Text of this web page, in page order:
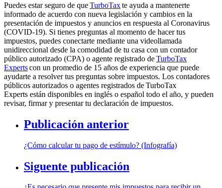
Puedes estar seguro de queTurboTaxte ayuda a mantenerte
informado de acuerdo con nueva legislación y cambios en la
presentación de impuestos y anuncios en respuesta al Coronavirus
(COVID-19). Si tienes preguntas al momento de hacer tus
impuestos, puedes conectarte mediante una videollamada
unidireccional desde la comodidad de tu casa con un contador
público autorizado (CPA) o agente registrado deTurboTax
Expertscon un promedio de 15 años de experiencia que puede
ayudarte a resolver tus preguntas sobre impuestos. Los contadores
públicos autorizados o agentes registrados deTurboTax
Experts están disponibles en inglés o español todo el año, y pueden
revisar, firmar y presentar tu declaración de impuestos.
Publicación anterior
¿Cómo calcular tu pago de estímulo? (Infografía)
Siguente publicación